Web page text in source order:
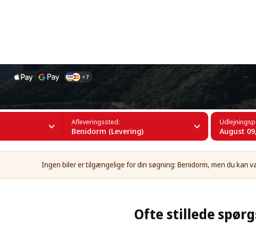
Afleveringssted:
Benidorm (Levering) August
Ingen biler er tilgængelige for din søgning: Benidorm, men du kan
Ofte stillede